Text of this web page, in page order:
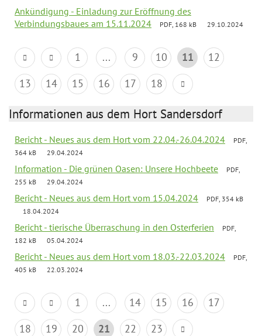
Ankündigung - Einladung zur Eröffnung des
Verbindungsbaues am 15.11.2024
PDF, 168 kB 29.10.2024
1 ... 9 10 11
12
13
14 15 16 17 18
Informationen aus dem Hort Sandersdorf
Bericht - Neues aus dem Hort vom 22.04.-26.04.2024
PDF,
364 kB
29.04.2024
Information - Die grünen Oasen: Unsere Hochbeete
PDF,
255 kB
29.04.2024
Bericht - Neues aus dem Hort vom 15.04.2024
PDF, 354 kB
18.04.2024
Bericht - tierische Überraschung in den Osterferien
PDF,
182 kB
05.04.2024
Bericht - Neues aus dem Hort vom 18.03.-22.03.2024
PDF,
405 kB
22.03.2024
1 ... 14 15 16
17
18
19 20 21 22 23